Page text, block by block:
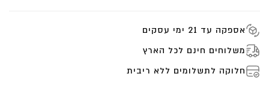
אספקה עד 21 ימי עסקים
משלוחים חינם לכל הארץ
חלוקה לתשלומים ללא ריבית